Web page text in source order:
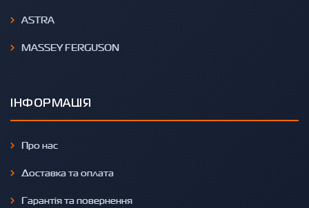
ASTRA
MASSEY FERGUSON
ІНФОРМАЦІЯ
Про нас
Доставка та оплата
Гарантія та повернення